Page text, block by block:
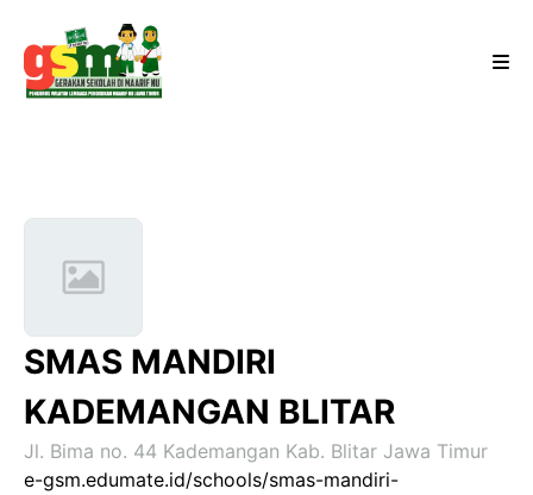
SMAS MANDIRI
KADEMANGAN BLITAR
Jl. Bima no. 44 Kademangan Kab. Blitar Jawa Timur
e-gsm.edumate.id/schools/smas-mandiri-